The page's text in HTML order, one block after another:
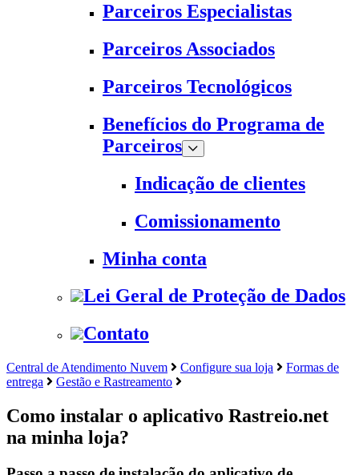
Parceiros Especialistas
Parceiros Associados
Parceiros Tecnológicos
Benefícios do Programa de
Parceiros
Indicação de clientes
Comissionamento
Minha conta
Lei Geral de Proteção de Dados
Contato
Central de Atendimento Nuvem Configure sua loja
Formas de
entrega
Gestão e Rastreamento
Como instalar o aplicativo Rastreio.net
na minha loja?